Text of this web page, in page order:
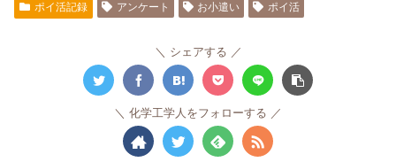
ポイ活記録 アンケート お小遣い ポイ活
シェアする
化学工学人をフォローする